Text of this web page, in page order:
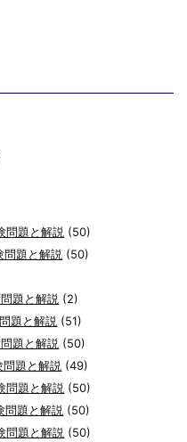
問題と解説 (50)
題と解説 (50)
題と解説 (2)
題と解説 (51)
題と解説 (50)
題と解説 (49)
問題と解説 (50)
問題と解説 (50)
問題と解説 (50)